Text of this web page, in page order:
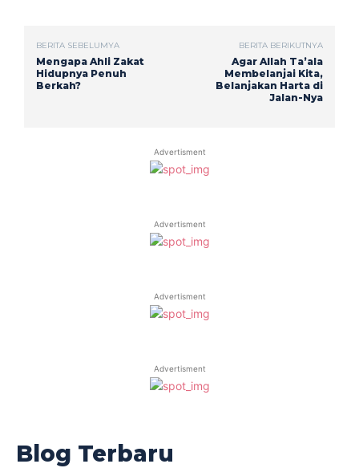
BERITA SEBELUMYA
Mengapa Ahli Zakat
Hidupnya Penuh
Berkah?
BERITA BERIKUTNYA
Agar Allah Ta’ala
Membelanjai Kita,
Belanjakan Harta di
Jalan-Nya
Advertisment
Advertisment
Advertisment
Advertisment
Blog Terbaru